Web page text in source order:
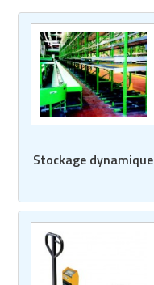
Stockage dynamique